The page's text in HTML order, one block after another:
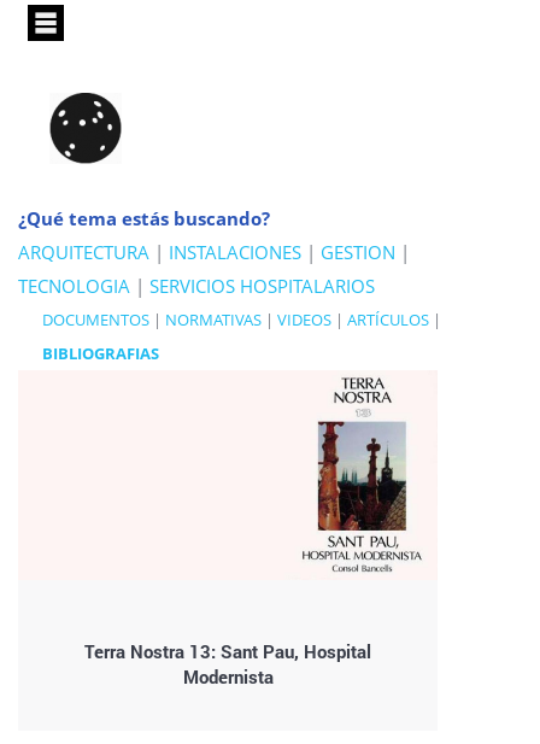
Pasar
principal
¿Qué tema estás buscando?
ARQUITECTURA | INSTALACIONES | GESTION |
TECNOLOGIA | SERVICIOS HOSPITALARIOS
DOCUMENTOS | NORMATIVAS | VIDEOS | ARTÍCULOS |
BIBLIOGRAFIAS
Terra Nostra 13: Sant Pau, Hospital
Modernista